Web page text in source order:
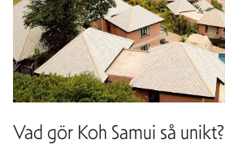
Vad gör Koh Samui så unikt?